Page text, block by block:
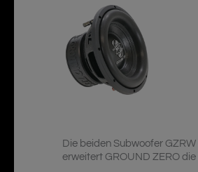
Die beiden Subwoofer
erweitert GROUND ZERO